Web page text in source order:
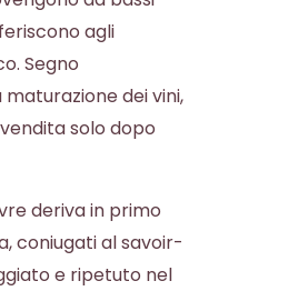
agli
Segno
dei vini,
solo dopo
deriva in primo
coniugati al savoir-
e ripetuto nel